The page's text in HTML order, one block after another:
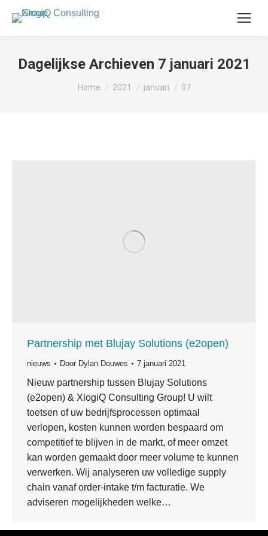
Dagelijkse Archieven 7 januari 2021
Je bent hier:
Home 2021 januari 07
Partnership met Blujay Solutions (e2open)
nieuws Door Dylan Douwes 7 januari 2021
Nieuw partnership tussen Blujay Solutions
(e2open) & XlogiQ Consulting Group! U wilt
toetsen of uw bedrijfsprocessen optimaal
verlopen, kosten kunnen worden bespaard om
competitief te blijven in de markt, of meer omzet
kan worden gemaakt door meer volume te kunnen
verwerken. Wij analyseren uw volledige supply
chain vanaf order-intake t/m facturatie. We
adviseren mogelijkheden welke…